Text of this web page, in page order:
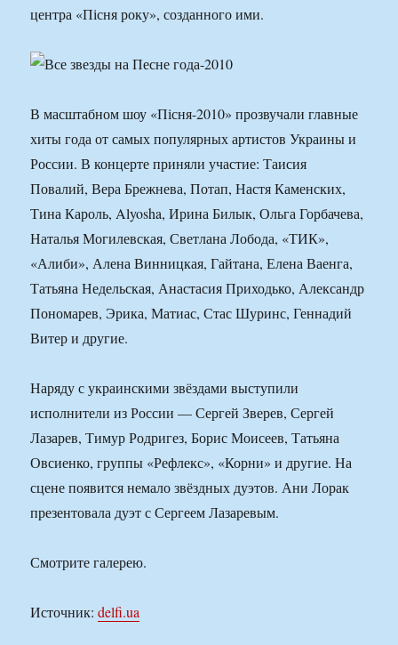
центра «Пісня року», созданного ими.
В масштабном шоу «Пісня-2010» прозвучали главные
хиты года от самых популярных артистов Украины и
России. В концерте приняли участие: Таисия
Повалий, Вера Брежнева, Потап, Настя Каменских,
Тина Кароль, Alyosha, Ирина Билык, Ольга Горбачева,
Наталья Могилевская, Светлана Лобода, «ТИК»,
«Алиби», Алена Винницкая, Гайтана, Елена Ваенга,
Татьяна Недельская, Анастасия Приходько, Александр
Пономарев, Эрика, Матиас, Стас Шуринс, Геннадий
Витер и другие.
Наряду с украинскими звёздами выступили
исполнители из России — Сергей Зверев, Сергей
Лазарев, Тимур Родригез, Борис Моисеев, Татьяна
Овсиенко, группы «Рефлекс», «Корни» и другие. На
сцене появится немало звёздных дуэтов. Ани Лорак
презентовала дуэт с Сергеем Лазаревым.
Смотрите галерею.
Источник:delfi.ua